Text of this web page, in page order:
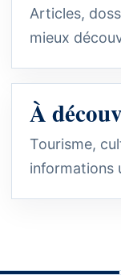
Articles,
mieux
À
Tourisme,
informations